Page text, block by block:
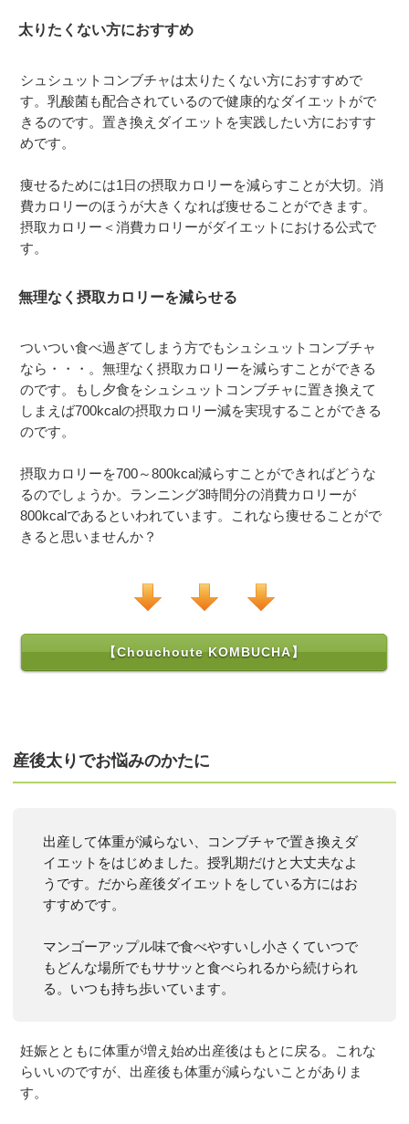
太りたくない方におすすめ
シュシュットコンブチャは太りたくない方におすすめで
す。乳酸菌も配合されているので健康的なダイエットがで
きるのです。置き換えダイエットを実践したい方におすす
めです。
痩せるためには1日の摂取カロリーを減らすことが大切。消
費カロリーのほうが大きくなれば痩せることができます。
摂取カロリー＜消費カロリーがダイエットにおける公式で
す。
無理なく摂取カロリーを減らせる
ついつい食べ過ぎてしまう方でもシュシュットコンブチャ
なら・・・。無理なく摂取カロリーを減らすことができる
のです。もし夕食をシュシュットコンブチャに置き換えて
しまえば700kcalの摂取カロリー減を実現することができる
のです。
摂取カロリーを700～800kcal減らすことができればどうな
るのでしょうか。ランニング3時間分の消費カロリーが
800kcalであるといわれています。これなら痩せることがで
きると思いませんか？
【Chouchoute KOMBUCHA】
産後太りでお悩みのかたに
出産して体重が減らない、コンブチャで置き換えダ
イエットをはじめました。授乳期だけと大丈夫なよ
うです。だから産後ダイエットをしている方にはお
すすめです。
マンゴーアップル味で食べやすいし小さくていつで
もどんな場所でもササッと食べられるから続けられ
る。いつも持ち歩いています。
妊娠とともに体重が増え始め出産後はもとに戻る。これな
らいいのですが、出産後も体重が減らないことがありま
す。